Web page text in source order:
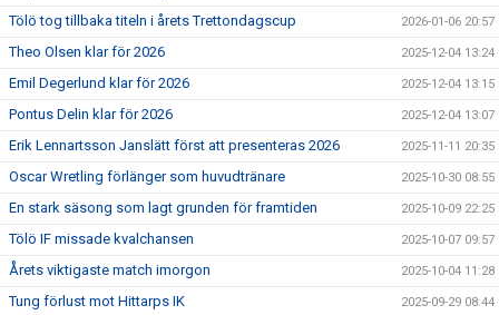
Tölö tog tillbaka titeln i årets Trettondagscup 2026-01-06 20:57
Theo Olsen klar för 2026 2025-12-04 13:24
Emil Degerlund klar för 2026 2025-12-04 13:15
Pontus Delin klar för 2026 2025-12-04 13:07
Erik Lennartsson Janslätt först att presenteras 2026 2025-11-11 20:35
Oscar Wretling förlänger som huvudtränare 2025-10-30 08:55
En stark säsong som lagt grunden för framtiden 2025-10-09 22:25
Tölö IF missade kvalchansen 2025-10-07 09:57
Årets viktigaste match imorgon 2025-10-04 11:28
Tung förlust mot Hittarps IK 2025-09-29 08:44